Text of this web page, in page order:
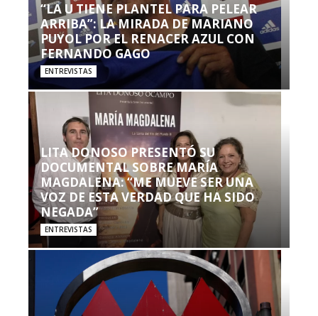
“LA U TIENE PLANTEL PARA PELEAR
ARRIBA”: LA MIRADA DE MARIANO
PUYOL POR EL RENACER AZUL CON
FERNANDO GAGO
ENTREVISTAS
LITA DONOSO PRESENTÓ SU
DOCUMENTAL SOBRE MARÍA
MAGDALENA: “ME MUEVE SER UNA
VOZ DE ESTA VERDAD QUE HA SIDO
NEGADA”
ENTREVISTAS